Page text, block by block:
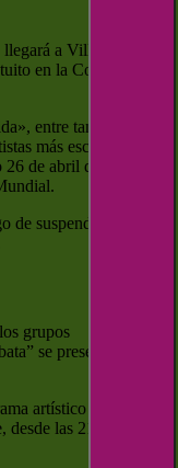
a Villa Carlos
en la Costanera del
entre tantos otros
más escuchados
de abril desde las
suspenderse en
grupos
se presentarán en
artístico que
las 21 horas, a